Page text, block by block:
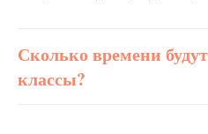
Сколько времени
классы?